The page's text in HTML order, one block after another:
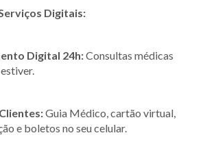
Digitais:
Digital 24h:Consultas médicas
Guia Médico, cartão virtual,
e boletos no seu celular.